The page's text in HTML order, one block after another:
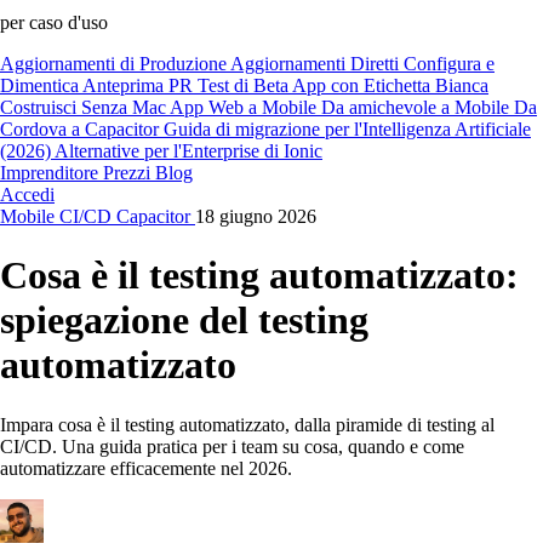
per caso d'uso
Aggiornamenti di Produzione Aggiornamenti Diretti Configura e
Dimentica Anteprima PR Test di Beta App con Etichetta Bianca
Costruisci Senza Mac App Web a Mobile Da amichevole a Mobile Da
Cordova a CapacitorGuida di migrazione per l'Intelligenza Artificiale
(2026) Alternative per l'Enterprise di Ionic
Imprenditore Prezzi Blog
Accedi
Mobile CI/CD Capacitor 18 giugno 2026
Cosa è il testing automatizzato:
spiegazione del testing
automatizzato
Impara cosa è il testing automatizzato, dalla piramide di testing al
CI/CD. Una guida pratica per i team su cosa, quando e come
automatizzare efficacemente nel 2026.